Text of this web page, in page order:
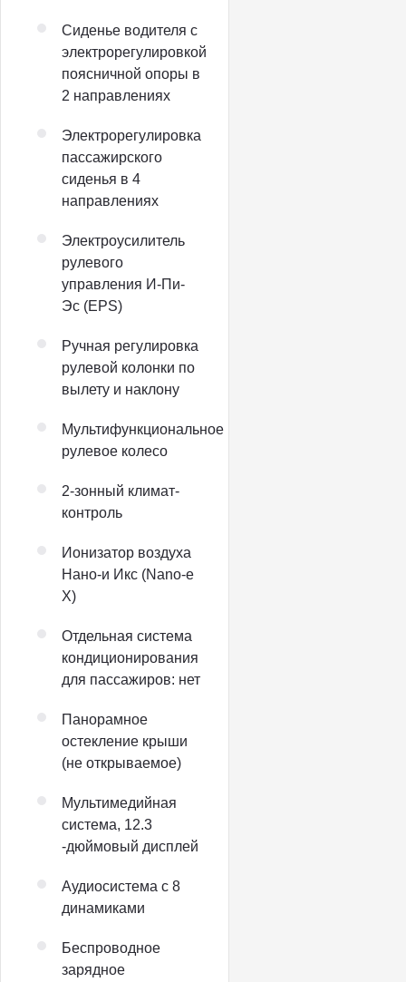
Сиденье водителя с
электрорегулировкой
поясничной опоры в
2 направлениях
Электрорегулировка
пассажирского
сиденья в 4
направлениях
Электроусилитель
рулевого
управления И-Пи-
Эс (EPS)
Ручная регулировка
рулевой колонки по
вылету и наклону
Мультифункциональное
рулевое колесо
2-зонный климат-
контроль
Ионизатор воздуха
Нано-и Икс (Nano-e
X)
Отдельная система
кондиционирования
для пассажиров: нет
Панорамное
остекление крыши
(не открываемое)
Мультимедийная
система, 12.3
-дюймовый дисплей
Аудиосистема с 8
динамиками
Беспроводное
зарядное